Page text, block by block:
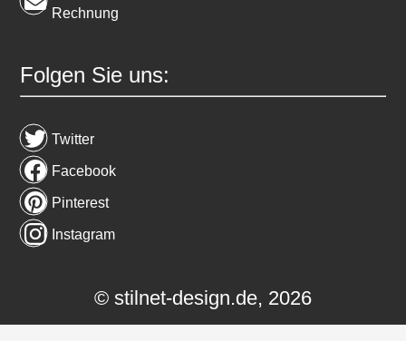
Rechnung
Folgen Sie uns:
Twitter
Facebook
Pinterest
Instagram
© stilnet-design.de, 2026